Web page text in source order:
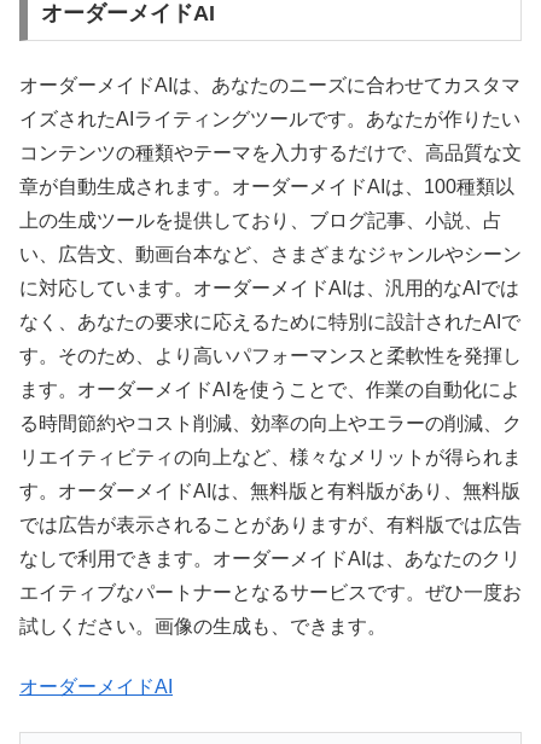
オーダーメイドAI
オーダーメイドAIは、あなたのニーズに合わせてカスタマ
イズされたAIライティングツールです。あなたが作りたい
コンテンツの種類やテーマを入力するだけで、高品質な文
章が自動生成されます。オーダーメイドAIは、100種類以
上の生成ツールを提供しており、ブログ記事、小説、占
い、広告文、動画台本など、さまざまなジャンルやシーン
に対応しています。オーダーメイドAIは、汎用的なAIでは
なく、あなたの要求に応えるために特別に設計されたAIで
す。そのため、より高いパフォーマンスと柔軟性を発揮し
ます。オーダーメイドAIを使うことで、作業の自動化によ
る時間節約やコスト削減、効率の向上やエラーの削減、ク
リエイティビティの向上など、様々なメリットが得られま
す。オーダーメイドAIは、無料版と有料版があり、無料版
では広告が表示されることがありますが、有料版では広告
なしで利用できます。オーダーメイドAIは、あなたのクリ
エイティブなパートナーとなるサービスです。ぜひ一度お
試しください。画像の生成も、できます。
オーダーメイドAI